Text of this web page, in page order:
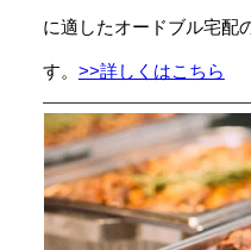
に適したオードブル宅配
す。 >>詳しくはこちら